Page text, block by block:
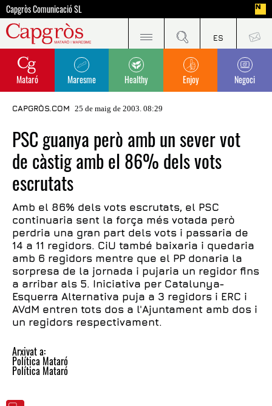
Capgròs Comunicació SL
Mataró Maresme Healthy Enjoy Negoci
CAPGRÒS.COM 25 de maig de 2003. 08:29
PSC guanya però amb un sever vot
de càstig amb el 86% dels vots
escrutats
Amb el 86% dels vots escrutats, el PSC
continuaria sent la força més votada però
perdria una gran part dels vots i passaria de
14 a 11 regidors. CiU també baixaria i quedaria
amb 6 regidors mentre que el PP donaria la
sorpresa de la jornada i pujaria un regidor fins
a arribar als 5. Iniciativa per Catalunya-
Esquerra Alternativa puja a 3 regidors i ERC i
AVdM entren tots dos a l'Ajuntament amb dos i
un regidors respectivament.
Arxivat a:
Política Mataró
Política Mataró